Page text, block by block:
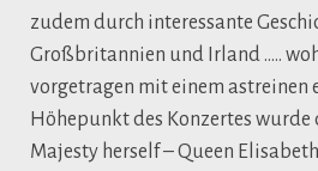
zudem durch interessante
Großbritannien und Irland …..
vorgetragen mit einem astreinen
Höhepunkt des Konzertes
Majesty herself – Queen